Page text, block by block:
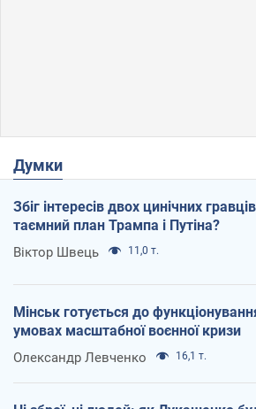
Думки
Збіг інтересів двох цинічних
таємний план Трампа і Путіна?
Віктор Швець 11,0 т.
Мінськ готується до
умовах масштабної воєнної кризи
Олександр Левченко 16,1 т.